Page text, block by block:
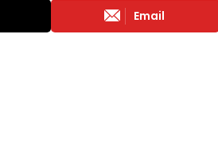
Email